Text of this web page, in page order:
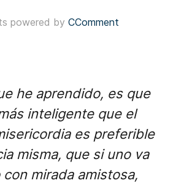
powered by CComment
he aprendido, es que
inteligente que el
es preferible
misma, que si uno va
mirada amistosa,